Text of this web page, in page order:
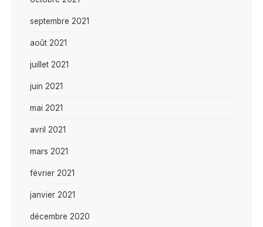
septembre 2021
août 2021
juillet 2021
juin 2021
mai 2021
avril 2021
mars 2021
février 2021
janvier 2021
décembre 2020